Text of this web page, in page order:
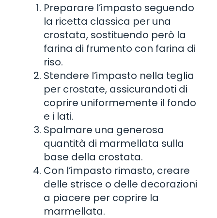
Preparare l’impasto seguendo
la ricetta classica per una
crostata, sostituendo però la
farina di frumento con farina di
riso.
Stendere l’impasto nella teglia
per crostate, assicurandoti di
coprire uniformemente il fondo
e i lati.
Spalmare una generosa
quantità di marmellata sulla
base della crostata.
Con l’impasto rimasto, creare
delle strisce o delle decorazioni
a piacere per coprire la
marmellata.